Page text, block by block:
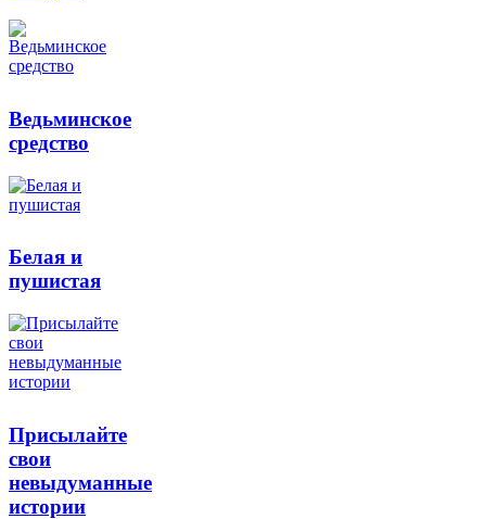
Ведьминское
средство
Белая и
пушистая
Присылайте
свои
невыдуманные
истории